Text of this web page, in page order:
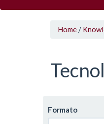
Tu
qui
Home /
Formato